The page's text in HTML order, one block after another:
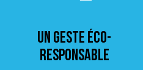
Un geste éco-
responsable